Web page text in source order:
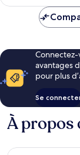
avantages
pour plus
Se
À propos